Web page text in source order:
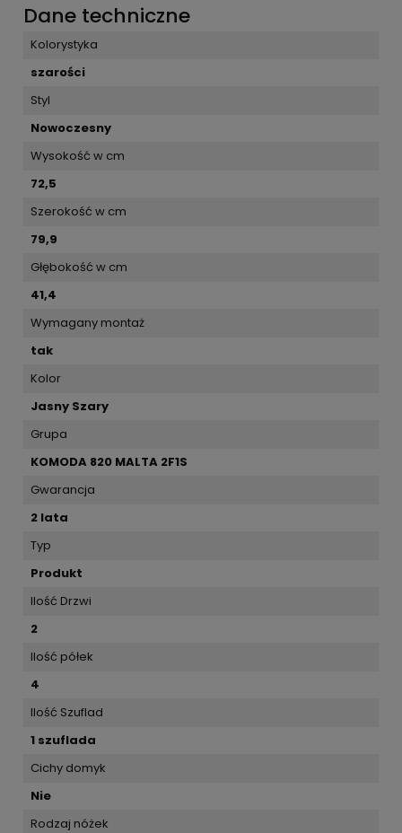
Dane techniczne
Kolorystyka
szarości
Styl
Nowoczesny
Wysokość w cm
72,5
Szerokość w cm
79,9
Głębokość w cm
41,4
Wymagany montaż
tak
Kolor
Jasny Szary
Grupa
KOMODA 820 MALTA 2F1S
Gwarancja
2 lata
Typ
Produkt
Ilość Drzwi
2
Ilość półek
4
Ilość Szuflad
1 szuflada
Cichy domyk
Nie
Rodzaj nóżek